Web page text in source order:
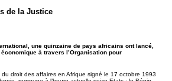
de la Justice
une quinzaine de pays africains ont lancé,
à travers l’Organisation pour
droit des affaires en Afrique signé le 17 octobre 1993